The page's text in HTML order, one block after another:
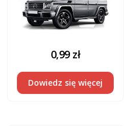
0,99 zł
Dowiedz się więcej